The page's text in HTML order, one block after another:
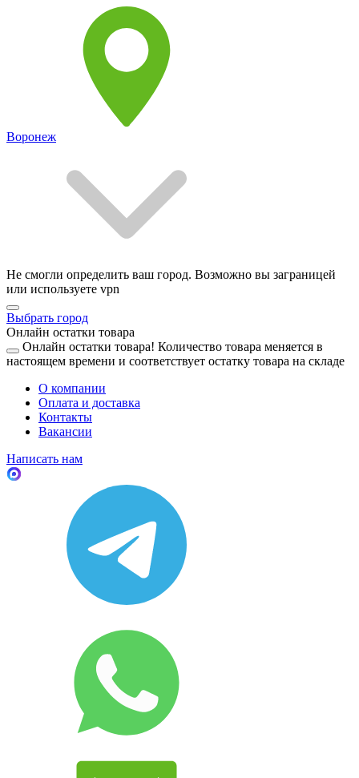
Воронеж
Не смогли определить ваш город. Возможно вы заграницей
или используете vpn
Выбрать город
Онлайн остатки товара
Онлайн остатки товара! Количество товара меняется в
настоящем времени и соответствует остатку товара на складе
О компании
Оплата и доставка
Контакты
Вакансии
Написать нам